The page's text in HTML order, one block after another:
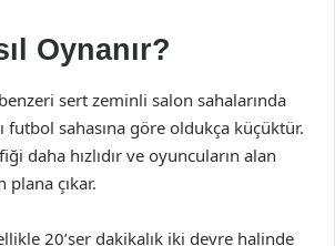
Oynanır?
sert zeminli salon sahalarında
futbol sahasına göre oldukça küçüktür.
daha hızlıdır ve oyuncuların alan
çıkar.
20’şer dakikalık iki devre halinde